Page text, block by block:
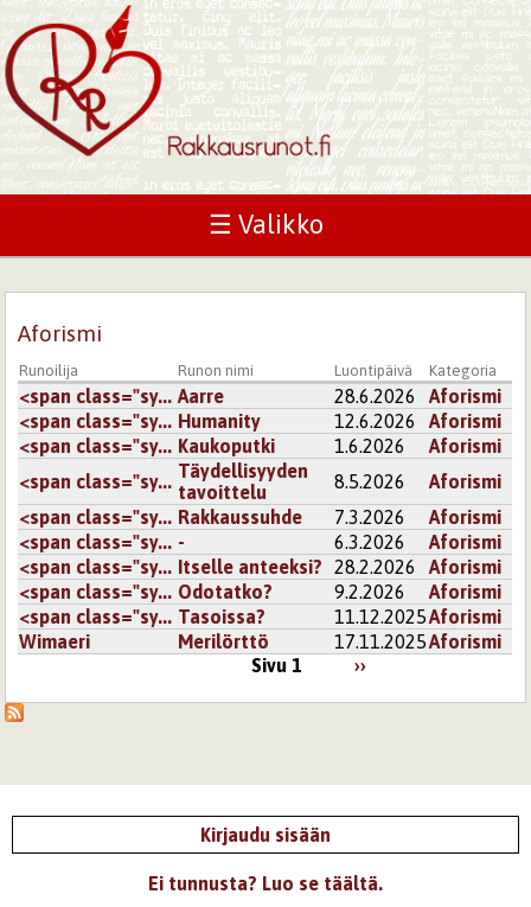
☰ Valikko
Aforismi
Runoilija Runon nimi Luontipäivä Kategoria
<span class="sy... Aarre 28.6.2026
Aforismi
<span class="sy... Humanity 12.6.2026
Aforismi
<span class="sy... Kaukoputki 1.6.2026
Aforismi
<span class="sy... Täydellisyyden
tavoittelu
8.5.2026
Aforismi
<span class="sy... Rakkaussuhde 7.3.2026
Aforismi
<span class="sy... - 6.3.2026
Aforismi
<span class="sy... Itselle anteeksi? 28.2.2026
Aforismi
<span class="sy... Odotatko? 9.2.2026
Aforismi
<span class="sy... Tasoissa? 11.12.2025Aforismi
Wimaeri
Merilörttö 17.11.2025Aforismi
Sivu 1
››
Kirjaudu sisään
Ei tunnusta? Luo se täältä.